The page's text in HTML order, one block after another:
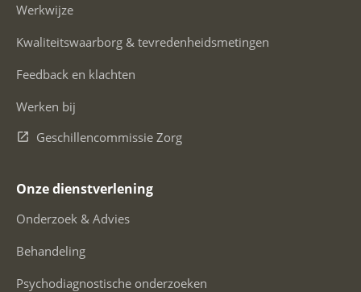
Werkwijze
Kwaliteitswaarborg & tevredenheidsmetingen
Feedback en klachten
Werken bij
Geschillencommissie Zorg
Onze dienstverlening
Onderzoek & Advies
Behandeling
Psychodiagnostische onderzoeken